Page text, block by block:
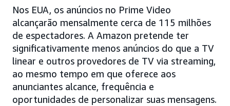
Nos EUA, os anúncios no Prime Video
alcançarão mensalmente cerca de 115 milhões
de espectadores. A Amazon pretende ter
significativamente menos anúncios do que a TV
linear e outros provedores de TV via streaming,
ao mesmo tempo em que oferece aos
anunciantes alcance, frequência e
oportunidades de personalizar suas mensagens.